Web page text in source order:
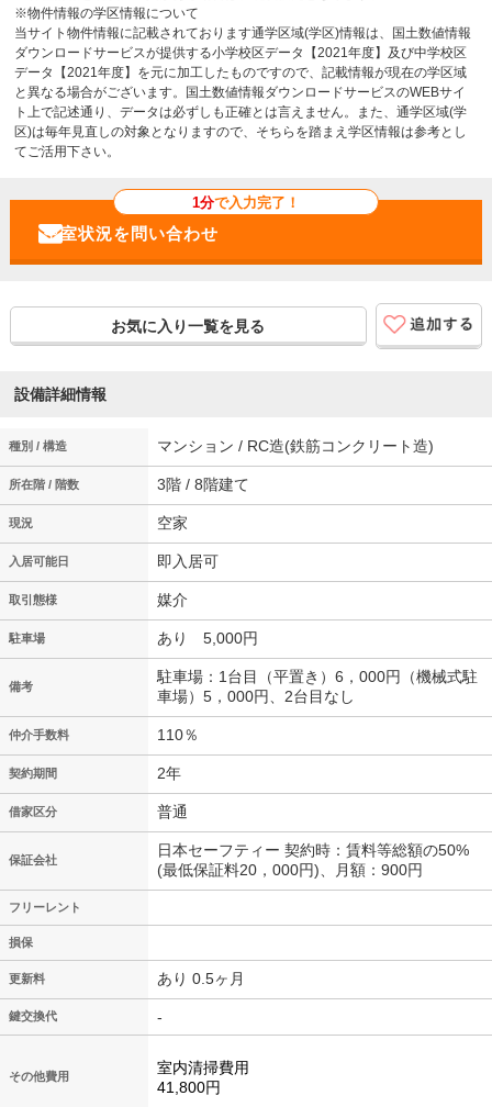
※物件情報の学区情報について
当サイト物件情報に記載されております通学区域(学区)情報は、国土数値情報
ダウンロードサービスが提供する小学校区データ【2021年度】及び中学校区
データ【2021年度】を元に加工したものですので、記載情報が現在の学区域
と異なる場合がございます。国土数値情報ダウンロードサービスのWEBサイ
ト上で記述通り、データは必ずしも正確とは言えません。また、通学区域(学
区)は毎年見直しの対象となりますので、そちらを踏まえ学区情報は参考とし
てご活用下さい。
1分で入力完了！
お気に入り一覧を見る
設備詳細情報
種別 / 構造 マンション / RC造(鉄筋コンクリート造)
所在階 / 階数 3階 / 8階建て
現況 空家
入居可能日 即入居可
取引態様 媒介
駐車場 あり 5,000円
備考
駐車場：1台目（平置き）6，000円（機械式駐
車場）5，000円、2台目なし
仲介手数料 110％
契約期間 2年
借家区分 普通
保証会社
日本セーフティー 契約時：賃料等総額の50%
(最低保証料20，000円)、月額：900円
フリーレント
損保
更新料 あり 0.5ヶ月
鍵交換代 -
その他費用
室内清掃費用
41,800円